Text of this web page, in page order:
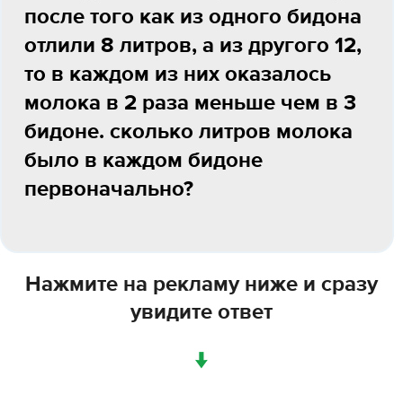
после того как из одного бидона
отлили 8 литров, а из другого 12,
то в каждом из них оказалось
молока в 2 раза меньше чем в 3
бидоне. сколько литров молока
было в каждом бидоне
первоначально?
Нажмите на рекламу ниже и сразу
увидите ответ
↓